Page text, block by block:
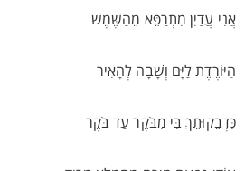
אֲנִי עֲדַיִן מִתְרַפֵּא מֵהַשֶּׁמֶשׁ
הַיּוֹרֶדֶת לַיָּם וְשָׁבָה לְהָאִיר
כִּדְבֵקוּתֵךְ בִּי מִבֹּקֶר עַד בֹּקֶר